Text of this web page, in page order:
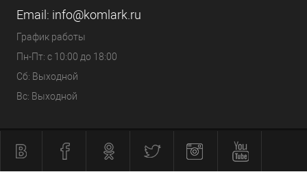
Email: info@komlark.ru
График работы
Пн-Пт: с 10:00 до 18:00
Сб: Выходной
Вс: Выходной